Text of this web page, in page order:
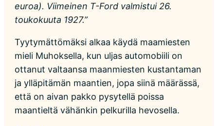
euroa). Viimeinen T-Ford valmistui 26.
toukokuuta 1927.”
Tyytymättömäksi alkaa käydä maamiesten
mieli Muhoksella, kun uljas automobiili on
ottanut valtaansa maanmiesten kustantaman
ja ylläpitämän maantien, jopa siinä määrässä,
että on aivan pakko pysytellä poissa
maantieltä vähänkin pelkurilla hevosella.